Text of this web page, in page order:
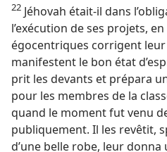
22 Jéhovah était-​il dans
l’exécution de ses projets,
égocentriques corrigent
manifestent le bon état
prit les devants et prépara
pour les membres de la
quand le moment fut venu
publiquement. Il les revêtit,
d’une belle robe, leur donna